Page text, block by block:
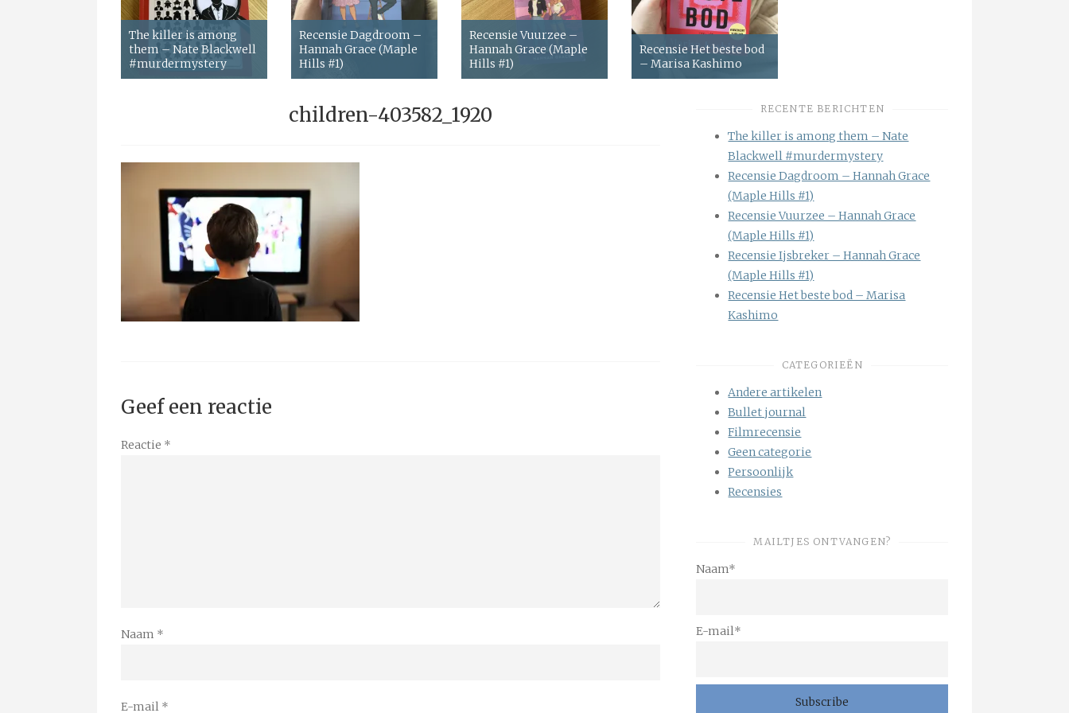
The killer is among
them – Nate Blackwell
#murdermystery
Recensie Dagdroom –
Hannah Grace (Maple
Hills #1)
Recensie Vuurzee –
Hannah Grace (Maple
Hills #1)
Recensie Het beste bod
– Marisa Kashimo
children-403582_1920
Geef een reactie
Reactie *
Naam *
E-mail *
RECENTE BERICHTEN
The killer is among them – Nate
Blackwell #murdermystery
Recensie Dagdroom – Hannah Grace
(Maple Hills #1)
Recensie Vuurzee – Hannah Grace
(Maple Hills #1)
Recensie Ijsbreker – Hannah Grace
(Maple Hills #1)
Recensie Het beste bod – Marisa
Kashimo
CATEGORIEËN
Andere artikelen
Bullet journal
Filmrecensie
Geen categorie
Persoonlijk
Recensies
MAILTJES ONTVANGEN?
Naam*
E-mail*